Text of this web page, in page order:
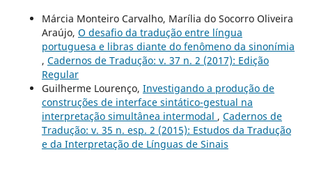
Márcia Monteiro Carvalho, Marília do Socorro Oliveira
Araújo, O desafio da tradução entre língua
portuguesa e libras diante do fenômeno da sinonímia
, Cadernos de Tradução: v. 37 n. 2 (2017): Edição
Regular
Guilherme Lourenço, Investigando a produção de
construções de interface sintático-gestual na
interpretação simultânea intermodal , Cadernos de
Tradução: v. 35 n. esp. 2 (2015): Estudos da Tradução
e da Interpretação de Línguas de Sinais